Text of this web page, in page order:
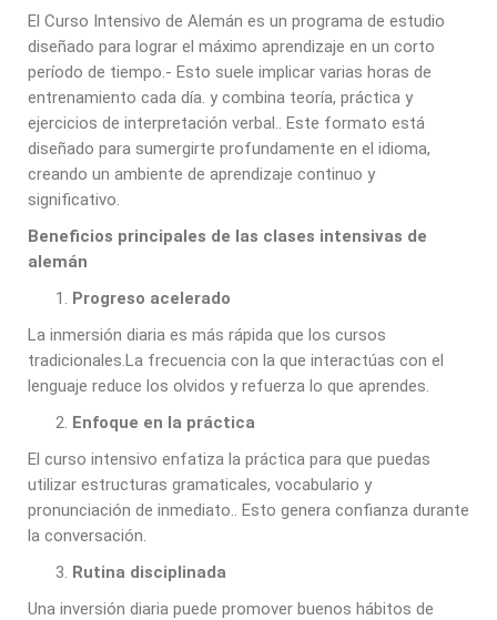
El Curso Intensivo de Alemán es un programa de estudio
diseñado para lograr el máximo aprendizaje en un corto
período de tiempo.- Esto suele implicar varias horas de
entrenamiento cada día. y combina teoría, práctica y
ejercicios de interpretación verbal.. Este formato está
diseñado para sumergirte profundamente en el idioma,
creando un ambiente de aprendizaje continuo y
significativo.
Beneficios principales de las clases intensivas de
alemán
Progreso acelerado
La inmersión diaria es más rápida que los cursos
tradicionales.La frecuencia con la que interactúas con el
lenguaje reduce los olvidos y refuerza lo que aprendes.
Enfoque en la práctica
El curso intensivo enfatiza la práctica para que puedas
utilizar estructuras gramaticales, vocabulario y
pronunciación de inmediato.. Esto genera confianza durante
la conversación.
Rutina disciplinada
Una inversión diaria puede promover buenos hábitos de